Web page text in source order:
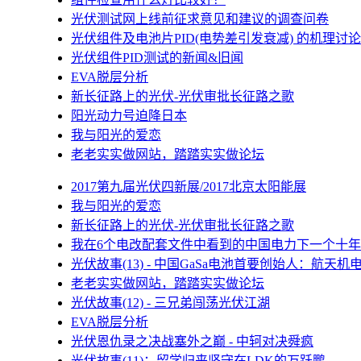
光伏测试网上线前征求意见和建议的调查问卷
光伏组件及电池片PID(电势差引发衰减) 的机理讨论
光伏组件PID测试的新闻&旧闻
EVA脱层分析
新长征路上的光伏-光伏审批长征路之歌
阳光动力号迫降日本
我与阳光的爱恋
老老实实做网站，踏踏实实做论坛
2017第九届光伏四新展/2017北京太阳能展
我与阳光的爱恋
新长征路上的光伏-光伏审批长征路之歌
我在6个电改配套文件中看到的中国电力下一个十年
光伏故事(13) - 中国GaSa电池首要创始人：航天机
老老实实做网站，踏踏实实做论坛
光伏故事(12) - 三兄弟闯荡光伏江湖
EVA脱层分析
光伏恩仇录之决战塞外之巅 - 中轲对决舜疯